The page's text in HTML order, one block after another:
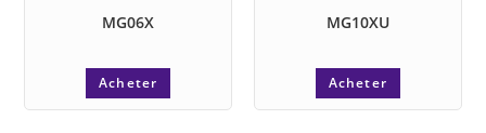
MG06X
Acheter
MG10XU
Acheter